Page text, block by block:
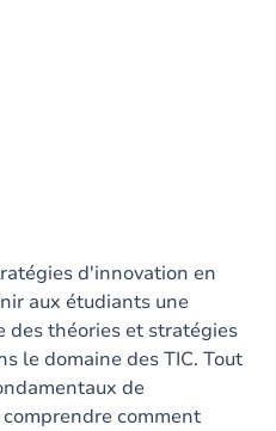
d'innovation en
aux étudiants une
des théories et stratégies
le domaine des TIC. Tout
de
comprendre comment